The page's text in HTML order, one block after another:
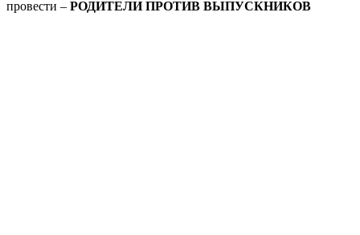
провести – РОДИТЕЛИ ПРОТИВ ВЫПУСКНИКОВ